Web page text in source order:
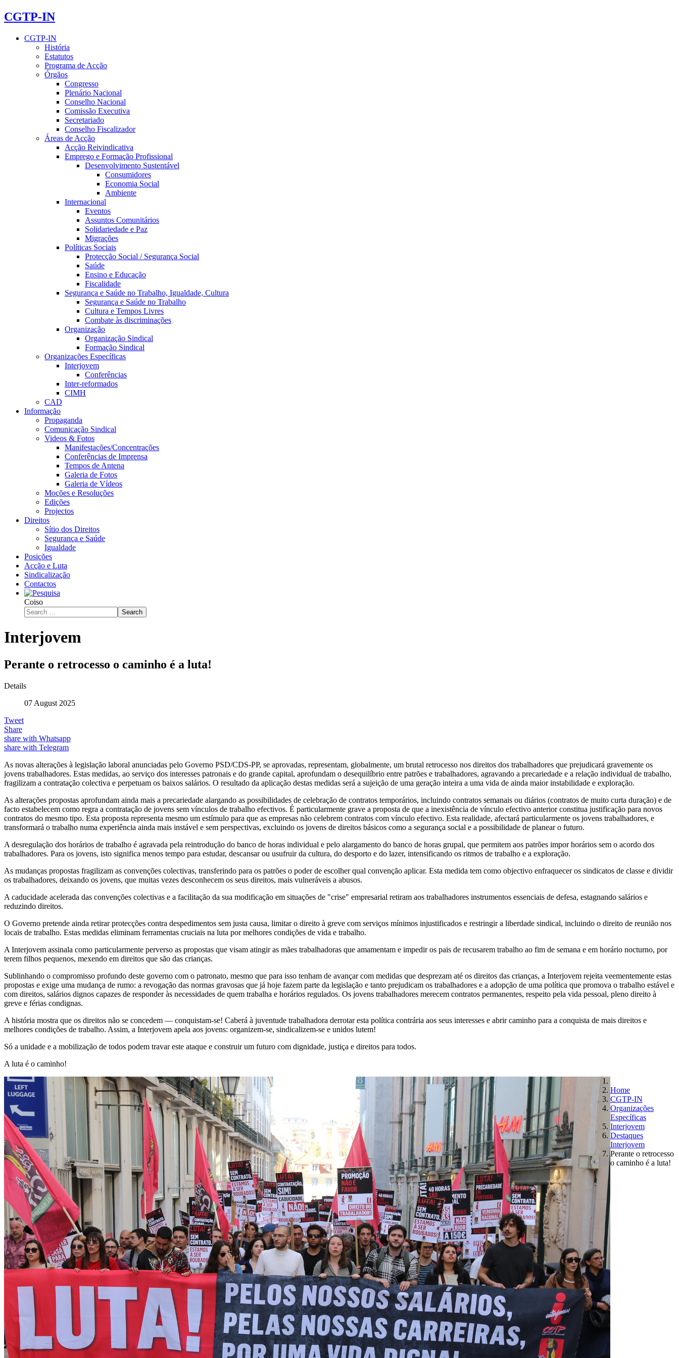
CGTP-IN
CGTP-IN
História
Estatutos
Programa de Acção
Órgãos
Congresso
Plenário Nacional
Conselho Nacional
Comissão Executiva
Secretariado
Conselho Fiscalizador
Áreas de Acção
Acção Reivindicativa
Emprego e Formação Profissional
Desenvolvimento Sustentável
Consumidores
Economia Social
Ambiente
Internacional
Eventos
Assuntos Comunitários
Solidariedade e Paz
Migrações
Políticas Sociais
Protecção Social / Segurança Social
Saúde
Ensino e Educação
Fiscalidade
Segurança e Saúde no Trabalho, Igualdade, Cultura
Segurança e Saúde no Trabalho
Cultura e Tempos Livres
Combate às discriminações
Organização
Organização Sindical
Formação Sindical
Organizações Específicas
Interjovem
Conferências
Inter-reformados
CIMH
CAD
Informação
Propaganda
Comunicação Sindical
Videos & Fotos
Manifestações/Concentrações
Conferências de Imprensa
Tempos de Antena
Galeria de Fotos
Galeria de Vídeos
Moções e Resoluções
Edições
Projectos
Direitos
Sítio dos Direitos
Segurança e Saúde
Igualdade
Posições
Acção e Luta
Sindicalização
Contactos
Coiso
Search
Interjovem
Perante o retrocesso o caminho é a luta!
Details
07 August 2025
Tweet
Share
share with Whatsapp
share with Telegram
As novas alterações à legislação laboral anunciadas pelo Governo PSD/CDS-PP, se aprovadas, representam, globalmente, um brutal retrocesso nos direitos dos trabalhadores que prejudicará gravemente os
jovens trabalhadores. Estas medidas, ao serviço dos interesses patronais e do grande capital, aprofundam o desequilíbrio entre patrões e trabalhadores, agravando a precariedade e a relação individual de trabalho,
fragilizam a contratação colectiva e perpetuam os baixos salários. O resultado da aplicação destas medidas será a sujeição de uma geração inteira a uma vida de ainda maior instabilidade e exploração.
As alterações propostas aprofundam ainda mais a precariedade alargando as possibilidades de celebração de contratos temporários, incluindo contratos semanais ou diários (contratos de muito curta duração) e de
facto estabelecem como regra a contratação de jovens sem vínculos de trabalho efectivos. É particularmente grave a proposta de que a inexistência de vínculo efectivo anterior constitua justificação para novos
contratos do mesmo tipo. Esta proposta representa mesmo um estímulo para que as empresas não celebrem contratos com vínculo efectivo. Esta realidade, afectará particularmente os jovens trabalhadores, e
transformará o trabalho numa experiência ainda mais instável e sem perspectivas, excluindo os jovens de direitos básicos como a segurança social e a possibilidade de planear o futuro.
A desregulação dos horários de trabalho é agravada pela reintrodução do banco de horas individual e pelo alargamento do banco de horas grupal, que permitem aos patrões impor horários sem o acordo dos
trabalhadores. Para os jovens, isto significa menos tempo para estudar, descansar ou usufruir da cultura, do desporto e do lazer, intensificando os ritmos de trabalho e a exploração.
As mudanças propostas fragilizam as convenções colectivas, transferindo para os patrões o poder de escolher qual convenção aplicar. Esta medida tem como objectivo enfraquecer os sindicatos de classe e dividir
os trabalhadores, deixando os jovens, que muitas vezes desconhecem os seus direitos, mais vulneráveis a abusos.
A caducidade acelerada das convenções colectivas e a facilitação da sua modificação em situações de "crise" empresarial retiram aos trabalhadores instrumentos essenciais de defesa, estagnando salários e
reduzindo direitos.
O Governo pretende ainda retirar protecções contra despedimentos sem justa causa, limitar o direito à greve com serviços mínimos injustificados e restringir a liberdade sindical, incluindo o direito de reunião nos
locais de trabalho. Estas medidas eliminam ferramentas cruciais na luta por melhores condições de vida e trabalho.
A Interjovem assinala como particularmente perverso as propostas que visam atingir as mães trabalhadoras que amamentam e impedir os pais de recusarem trabalho ao fim de semana e em horário nocturno, por
terem filhos pequenos, mexendo em direitos que são das crianças.
Sublinhando o compromisso profundo deste governo com o patronato, mesmo que para isso tenham de avançar com medidas que desprezam até os direitos das crianças, a Interjovem rejeita veementemente estas
propostas e exige uma mudança de rumo: a revogação das normas gravosas que já hoje fazem parte da legislação e tanto prejudicam os trabalhadores e a adopção de uma política que promova o trabalho estável e
com direitos, salários dignos capazes de responder às necessidades de quem trabalha e horários regulados. Os jovens trabalhadores merecem contratos permanentes, respeito pela vida pessoal, pleno direito à
greve e férias condignas.
A história mostra que os direitos não se concedem — conquistam-se! Caberá à juventude trabalhadora derrotar esta política contrária aos seus interesses e abrir caminho para a conquista de mais direitos e
melhores condições de trabalho. Assim, a Interjovem apela aos jovens: organizem-se, sindicalizem-se e unidos lutem!
Só a unidade e a mobilização de todos podem travar este ataque e construir um futuro com dignidade, justiça e direitos para todos.
A luta é o caminho!
Home
CGTP-IN
Organizações
Específicas
Interjovem
Destaques
Interjovem
Perante o retrocesso
o caminho é a luta!